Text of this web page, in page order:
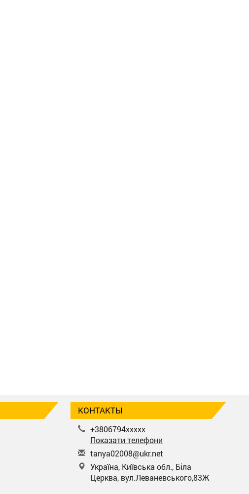
КОНТАКТЫ
+3806794xxxxx
Показати телефони
tanya02008@ukr.net
Україна, Київська обл., Біла
Церква, вул.Леваневського,83Ж